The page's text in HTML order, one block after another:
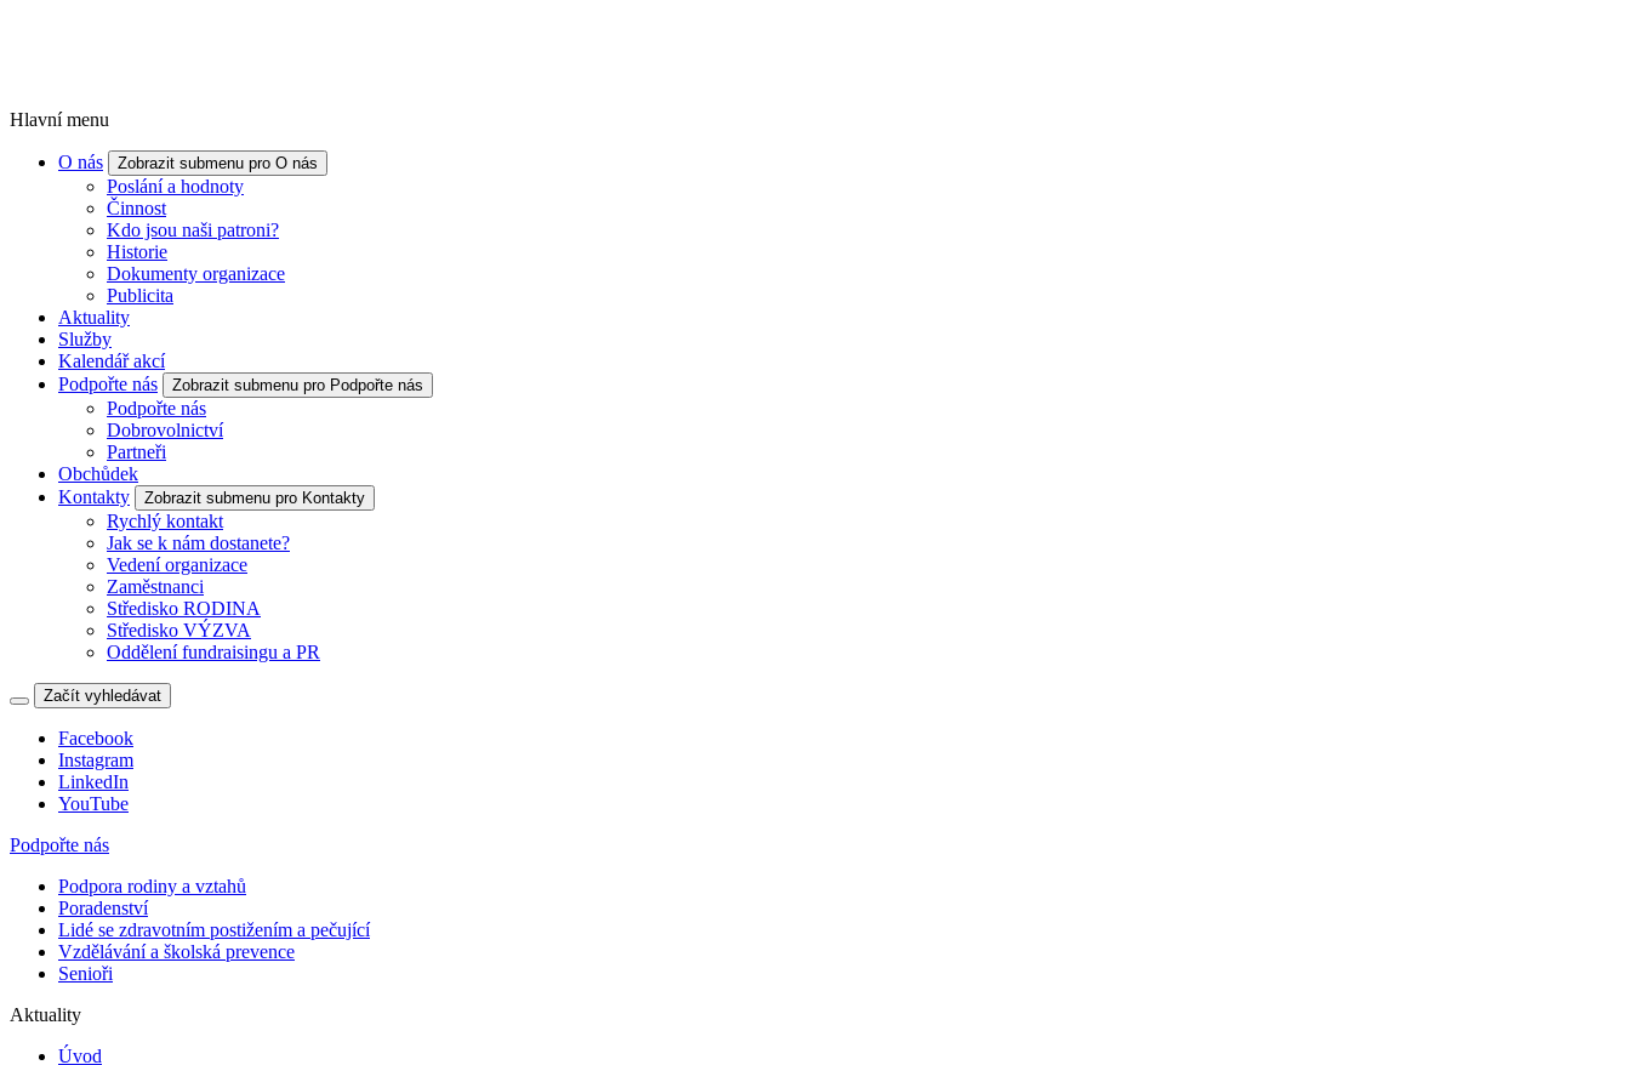
Hlavní menu
O nás Zobrazit submenu pro O nás
Poslání a hodnoty
Činnost
Kdo jsou naši patroni?
Historie
Dokumenty organizace
Publicita
Aktuality
Služby
Kalendář akcí
Podpořte nás
Zobrazit submenu pro Podpořte nás
Podpořte nás
Dobrovolnictví
Partneři
Obchůdek
Kontakty
Zobrazit submenu pro Kontakty
Rychlý kontakt
Jak se k nám dostanete?
Vedení organizace
Zaměstnanci
Středisko RODINA
Středisko VÝZVA
Oddělení fundraisingu a PR
Začít vyhledávat
Facebook
Instagram
LinkedIn
YouTube
Podpořte nás
Podpora rodiny a vztahů
Poradenství
Lidé se zdravotním postižením a pečující
Vzdělávání a školská prevence
Senioři
Aktuality
Úvod